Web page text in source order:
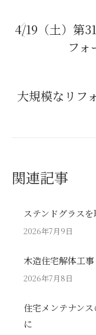
4/19（土）第
フォ
大規模なリフ
関連記事
ステンドグラス
2026年7月9日
木造住宅解体工事
2026年7月8日
住宅メンテナン
に